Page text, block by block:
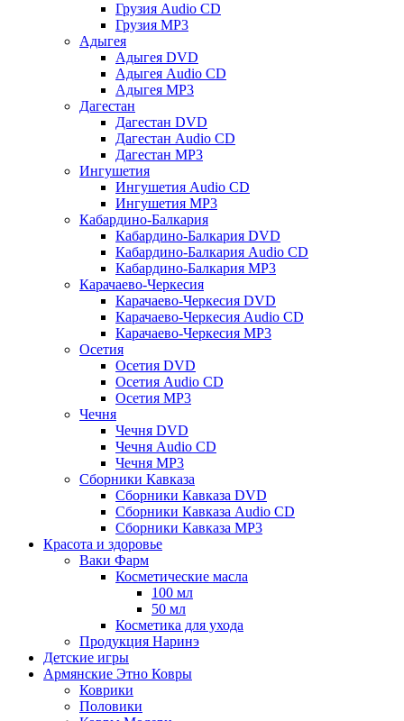
Грузия Audio CD
Грузия MP3
Адыгея
Адыгея DVD
Адыгея Audio CD
Адыгея MP3
Дагестан
Дагестан DVD
Дагестан Audio CD
Дагестан MP3
Ингушетия
Ингушетия Audio CD
Ингушетия MP3
Кабардино-Балкария
Кабардино-Балкария DVD
Кабардино-Балкария Audio CD
Кабардино-Балкария MP3
Карачаево-Черкесия
Карачаево-Черкесия DVD
Карачаево-Черкесия Audio CD
Карачаево-Черкесия MP3
Осетия
Осетия DVD
Осетия Audio CD
Осетия MP3
Чечня
Чечня DVD
Чечня Audio CD
Чечня MP3
Сборники Кавказа
Сборники Кавказа DVD
Сборники Кавказа Audio CD
Сборники Кавказа MP3
Красота и здоровье
Ваки Фарм
Косметические масла
100 мл
50 мл
Косметика для ухода
Продукция Наринэ
Детские игры
Армянские Этно Ковры
Коврики
Половики